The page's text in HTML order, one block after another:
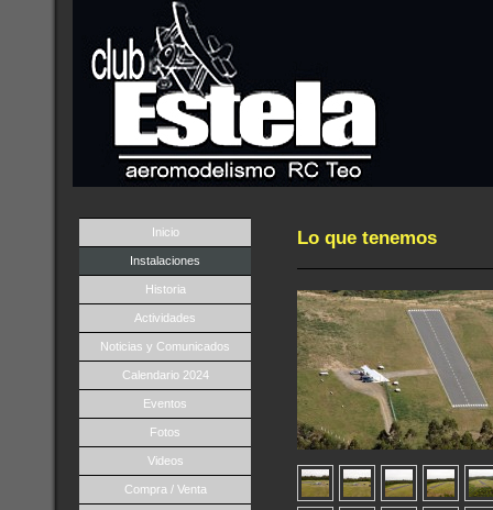
Inicio
Instalaciones
Historia
Actividades
Noticias y Comunicados
Calendario 2024
Eventos
Fotos
Videos
Compra / Venta
Lo que tenemos